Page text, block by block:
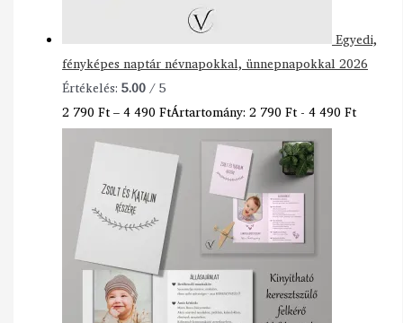
Egyedi,
fényképes naptár névnapokkal, ünnepnapokkal 2026
Értékelés:5.00/ 5
2 790Ft–4 490FtÁrtartomány: 2 790 Ft - 4 490 Ft